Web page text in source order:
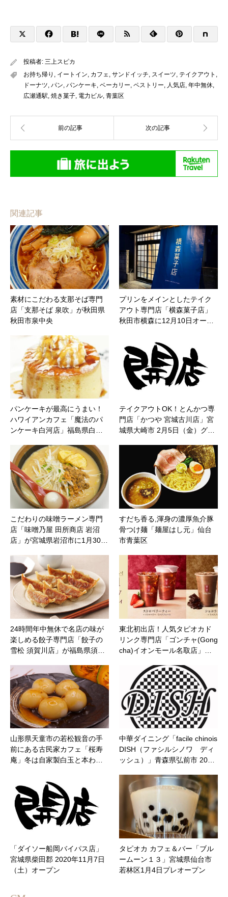
投稿者: 三上スピカ
お持ち帰り
イートイン カフェ サンドイッチ スイーツ テイクアウト
ドーナツ パン パンケーキ ベーカリー ペストリー 人気店 年中無休
広瀬通駅 焼き菓子 電力ビル 青葉区
関連記事
素材にこだわる支那そば専門
店「支那そば 泉吹」が秋田県
秋田市泉中央
プリンをメインとしたテイク
アウト専門店「横森菓子店」
秋田市横森に12月10日オー…
パンケーキが最高にうまい！
ハワイアンカフェ「魔法のパ
ンケーキ白河店」福島県白…
テイクアウトOK！とんかつ専
門店「かつや 宮城古川店」宮
城県大崎市 2月5日（金）グ…
こだわりの味噌ラーメン専門
店「味噌乃屋 田所商店 岩沼
店」が宮城県岩沼市に1月30…
すだち香る,渾身の濃厚魚介豚
骨つけ麺「麺屋はし元」仙台
市青葉区
24時間年中無休で名店の味が
楽しめる餃子専門店「餃子の
雪松 須賀川店」が福島県須…
東北初出店！人気タピオカド
リンク専門店「ゴンチャ(Gong
cha)イオンモール名取店」…
山形県天童市の若松観音の手
前にある古民家カフェ「桜寿
庵」冬は自家製白玉と本わ…
中華ダイニング「facile chinois
DISH（ファシルシノワ ディ
ッシュ）」青森県弘前市 20…
「ダイソー船岡バイパス店」
宮城県柴田郡 2020年11月7日
（土）オープン
タピオカ カフェ＆バー「ブル
ームーン１３」宮城県仙台市
若林区1月4日プレオープン